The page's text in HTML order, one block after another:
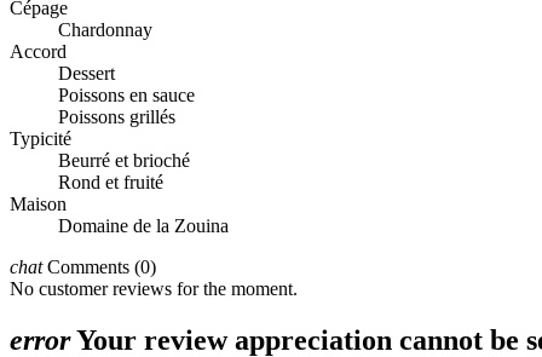
Cépage
Chardonnay
Accord
Dessert
Poissons en sauce
Poissons grillés
Typicité
Beurré et brioché
Rond et fruité
Maison
Domaine de la Zouina
chatComments (0)
No customer reviews for the moment.
errorYour review appreciation cannot be